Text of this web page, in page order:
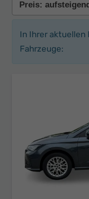
In Ihrer aktuellen
Fahrzeuge: